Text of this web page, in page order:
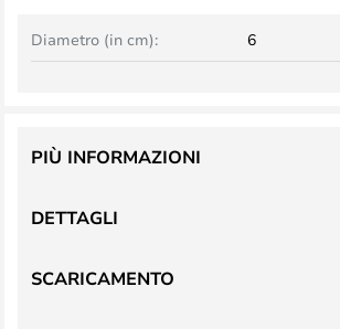
Diametro (in cm): 6
DETTAGLI
PIÙ INFORMAZIONI
SCARICAMENTO